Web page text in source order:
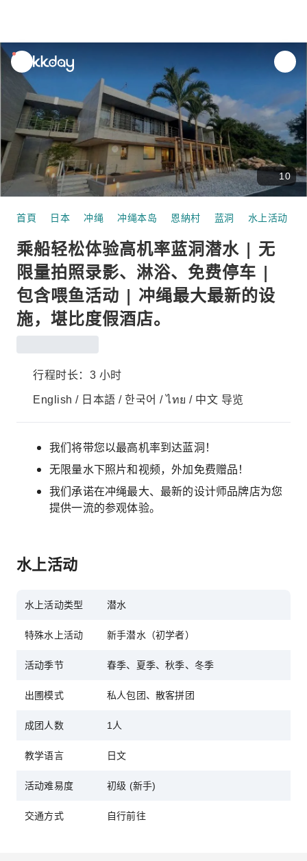
unread
notifications
10
首頁 日本 冲绳 冲绳本岛 恩納村 蓝洞 水上活动
乘船轻松体验高机率蓝洞潜水 | 无
限量拍照录影、淋浴、免费停车 |
包含喂鱼活动 | 冲绳最大最新的设
施，堪比度假酒店。
行程时长：3 小时
English / 日本語 / 한국어 / ไทย / 中文 导览
我们将带您以最高机率到达蓝洞！
无限量水下照片和视频，外加免费赠品！
我们承诺在冲绳最大、最新的设计师品牌店为您
提供一流的参观体验。
水上活动
水上活动类型 潜水
特殊水上活动 新手潜水（初学者）
活动季节 春季、夏季、秋季、冬季
出圑模式 私人包团、散客拼团
成团人数 1人
教学语言 日文
活动难易度 初级 (新手)
交通方式 自行前往